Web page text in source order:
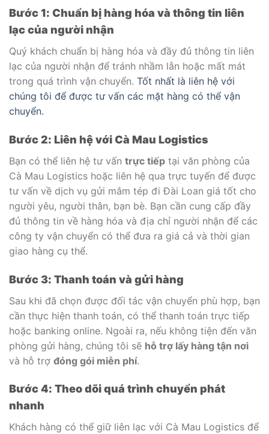
Bước 1: Chuẩn bị hàng hóa và thông tin liên
lạc của người nhận
Quý khách chuẩn bị hàng hóa và đầy đủ thông tin liên
lạc của người nhận để tránh nhầm lẫn hoặc mất mát
trong quá trình vận chuyển. Tốt nhất là liên hệ với
chúng tôi để được tư vấn các mặt hàng có thể vận
chuyển.
Bước 2: Liên hệ với Cà Mau Logistics
Bạn có thể liên hệ tư vấn trực tiếp tại văn phòng của
Cà Mau Logistics hoặc liên hệ qua trực tuyến để được
tư vấn về dịch vụ gửi mắm tép đi Đài Loan giá tốt cho
người yêu, người thân, bạn bè. Bạn cần cung cấp đầy
đủ thông tin về hàng hóa và địa chỉ người nhận để các
công ty vận chuyển có thể đưa ra giá cả và thời gian
giao hàng cụ thể.
Bước 3: Thanh toán và gửi hàng
Sau khi đã chọn được đối tác vận chuyển phù hợp, bạn
cần thực hiện thanh toán, có thể thanh toán trực tiếp
hoặc banking online. Ngoài ra, nếu không tiện đến văn
phòng gửi hàng, chúng tôi sẽ hỗ trợ lấy hàng tận nơi
và hỗ trợ đóng gói miễn phí.
Bước 4: Theo dõi quá trình chuyển phát
nhanh
Khách hàng có thể giữ liên lạc với Cà Mau Logistics để